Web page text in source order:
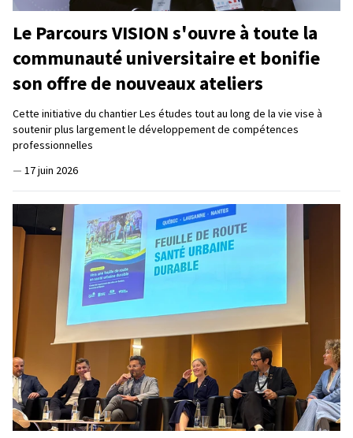
Le Parcours VISION s'ouvre à toute la
communauté universitaire et bonifie
son offre de nouveaux ateliers
Cette initiative du chantier Les études tout au long de la vie vise à
soutenir plus largement le développement de compétences
professionnelles
— 17 juin 2026